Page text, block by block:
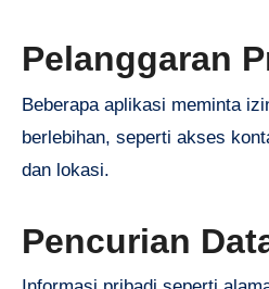
Pelanggaran
Beberapa aplikasi meminta
berlebihan, seperti akses
dan lokasi.
Pencurian